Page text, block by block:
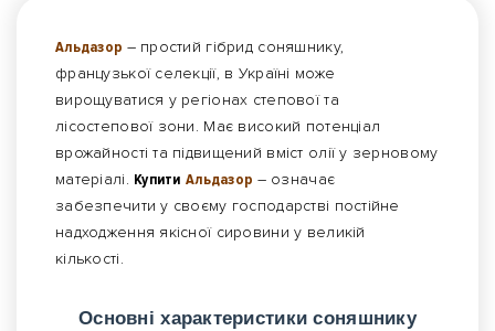
Альдазор – простий гібрид соняшнику,
французької селекції, в Україні може
вирощуватися у регіонах степової та
лісостепової зони. Має високий потенціал
врожайності та підвищений вміст олії у зерновому
матеріалі. Купити Альдазор – означає
забезпечити у своєму господарстві постійне
надходження якісної сировини у великій
кількості.
Основні характеристики соняшнику